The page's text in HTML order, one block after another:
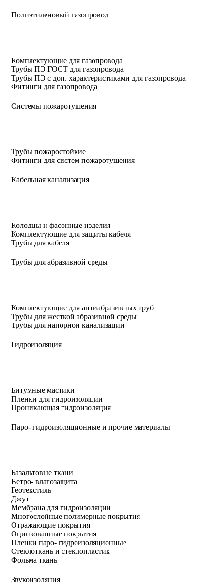
Полиэтиленовый газопровод
Комплектующие для газопровода
Трубы ПЭ ГОСТ для газопровода
Трубы ПЭ с доп. характеристиками для газопровода
Фитинги для газопровода
Системы пожаротушения
Трубы пожаростойкие
Фитинги для систем пожаротушения
Кабельная канализация
Колодцы и фасонные изделия
Комплектующие для защиты кабеля
Трубы для кабеля
Трубы для абразивной среды
Комплектующие для антиабразивных труб
Трубы для жесткой абразивной среды
Трубы для напорной канализации
Гидроизоляция
Битумные мастики
Пленки для гидроизоляции
Проникающая гидроизоляция
Паро- гидроизоляционные и прочие материалы
Базальтовые ткани
Ветро- влагозащита
Геотекстиль
Джут
Мембрана для гидроизоляции
Многослойные полимерные покрытия
Отражающие покрытия
Оцинкованные покрытия
Пленки паро- гидроизоляционные
Стеклоткань и стеклопластик
Фольма ткань
Звукоизоляция